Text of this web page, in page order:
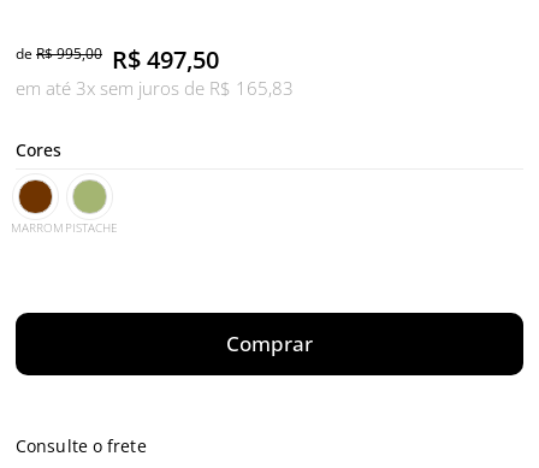
deR$ 995,00 R$497,50
em até 3x sem juros de R$ 165,83
Cores
MARROM PISTACHE
Comprar
Consulte o frete